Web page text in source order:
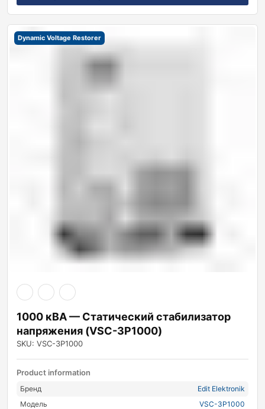
Dynamic Voltage Restorer
1000 кВА — Статический стабилизатор
напряжения (VSC-3P1000)
SKU: VSC-3P1000
Product information
Бренд
Edit Elektronik
Модель
VSC-3P1000